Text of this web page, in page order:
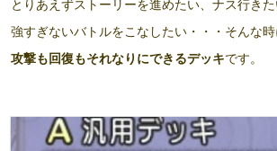
とりあえずストーリーを進めたい、ナス行きた
強すぎないバトルをこなしたい・・・そんな時
攻撃も回復もそれなりにできるデッキです。